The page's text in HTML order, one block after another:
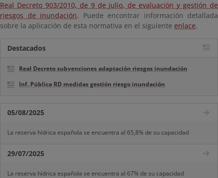
Real Decreto 903/2010, de 9 de julio, de evaluación y gestión de
riesgos de inundación. Puede encontrar información detallada
sobre la aplicación de esta normativa en el siguiente enlace.
Destacados
Real Decreto subvenciones adaptación riesgos inundación
Inf. Pública RD medidas gestión riesgo inundación
05/08/2025
La reserva hídrica española se encuentra al 65,8% de su capacidad
29/07/2025
La reserva hídrica española se encuentra al 67% de su capacidad